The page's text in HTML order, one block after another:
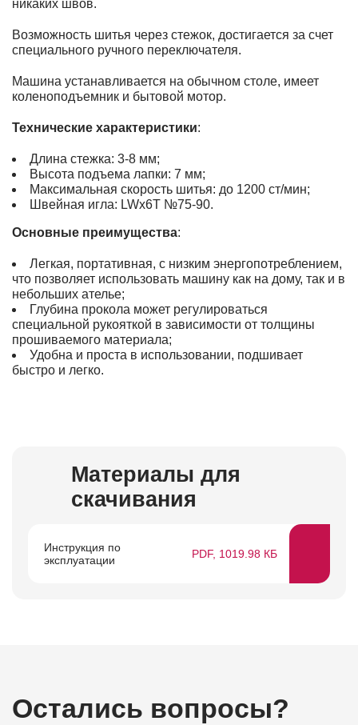
никаких швов.
Возможность шитья через стежок, достигается за счет
специального ручного переключателя.
Машина устанавливается на обычном столе, имеет
коленоподъемник и бытовой мотор.
Технические характеристики:
Длина стежка: 3-8 мм;
Высота подъема лапки: 7 мм;
Максимальная скорость шитья: до 1200 ст/мин;
Швейная игла: LWx6T №75-90.
Основные преимущества:
Легкая, портативная, с низким энергопотреблением,
что позволяет использовать машину как на дому, так и в
небольших ателье;
Глубина прокола может регулироваться
специальной рукояткой в зависимости от толщины
прошиваемого материала;
Удобна и проста в использовании, подшивает
быстро и легко.
Материалы для
скачивания
Инструкция по
эксплуатации
PDF, 1019.98 КБ
Остались вопросы?